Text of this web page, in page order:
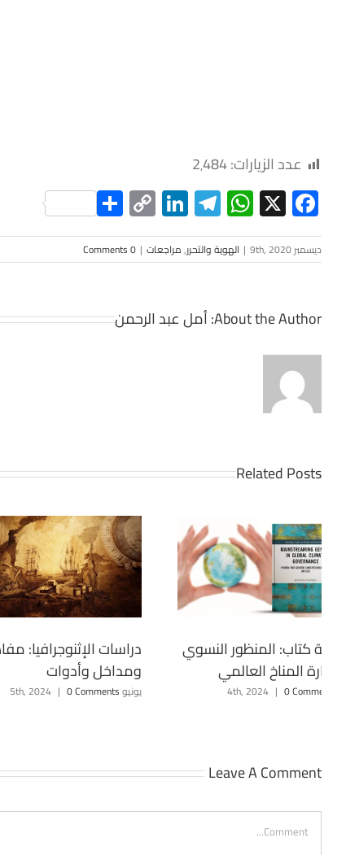
عدد الزيارات:2٬484
Facebook
X
WhatsApp
Telegram
LinkedIn
Copy
Link
Share
ديسمبر 9th, 2020 | الهوية والتحرر,مراجعات |
0 Comments
About the Author: أمل عبد الرحمن
Related Posts
دراسات الإثنوجرافيا:
ومداخل وأدوات
يونيو 5th, 2024 | 0 Comments
كتاب: المنظور النسوي
المناخ العالمي
| 0 Comments
Leave A Comment
Comment